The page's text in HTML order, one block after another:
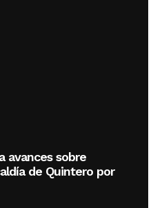
avances sobre
de Quintero por